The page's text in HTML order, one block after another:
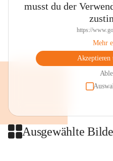
musst du der
https://
Mehr
Akzeptieren
Ausgewählte